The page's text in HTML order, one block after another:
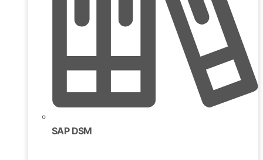
SAP DSM